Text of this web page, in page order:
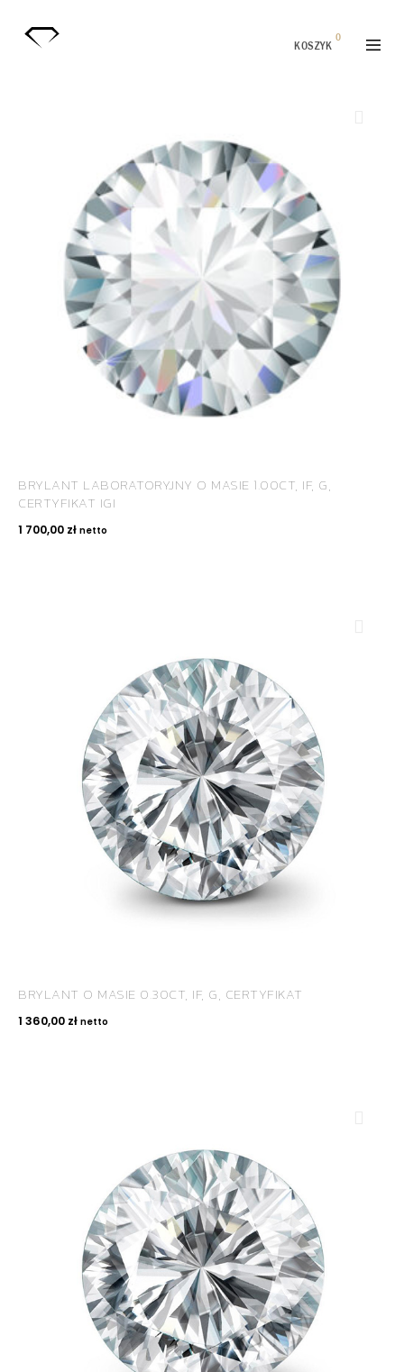
KOSZYK
0
BRYLANT LABORATORYJNY O MASIE 1.00CT, IF, G,
CERTYFIKAT IGI
1 700,00 zł netto
BRYLANT O MASIE 0.30CT, IF, G, CERTYFIKAT
1 360,00 zł netto